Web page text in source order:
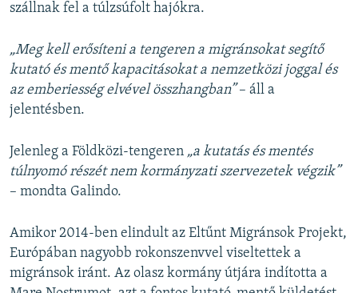
szállnak fel a túlzsúfolt hajókra.
„Meg kell erősíteni a tengeren a migránsokat segítő
kutató és mentő kapacitásokat a nemzetközi joggal és
az emberiesség elvével összhangban”– áll a
jelentésben.
Jelenleg a Földközi-tengeren „a kutatás és mentés
túlnyomó részét nem kormányzati szervezetek végzik”
– mondta Galindo.
Amikor 2014-ben elindult az Eltűnt Migránsok Projekt,
Európában nagyobb rokonszenvvel viseltettek a
migránsok iránt. Az olasz kormány útjára indította a